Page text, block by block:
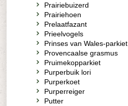
Prairiebuizerd
Prairiehoen
Prelaatfazant
Prieelvogels
Prinses van Wales-parkiet
Provencaalse grasmus
Pruimekopparkiet
Purperbuik lori
Purperkoet
Purperreiger
Putter